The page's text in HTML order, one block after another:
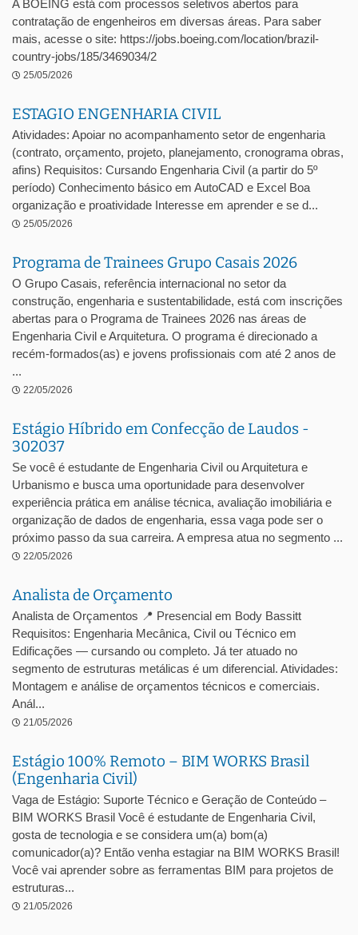
A BOEING está com processos seletivos abertos para
contratação de engenheiros em diversas áreas. Para saber
mais, acesse o site: https://jobs.boeing.com/location/brazil-
country-jobs/185/3469034/2
25/05/2026
ESTAGIO ENGENHARIA CIVIL
Atividades: Apoiar no acompanhamento setor de engenharia
(contrato, orçamento, projeto, planejamento, cronograma obras,
afins) Requisitos: Cursando Engenharia Civil (a partir do 5º
período) Conhecimento básico em AutoCAD e Excel Boa
organização e proatividade Interesse em aprender e se d...
25/05/2026
Programa de Trainees Grupo Casais 2026
O Grupo Casais, referência internacional no setor da
construção, engenharia e sustentabilidade, está com inscrições
abertas para o Programa de Trainees 2026 nas áreas de
Engenharia Civil e Arquitetura. O programa é direcionado a
recém-formados(as) e jovens profissionais com até 2 anos de
...
22/05/2026
Estágio Híbrido em Confecção de Laudos -
302037
Se você é estudante de Engenharia Civil ou Arquitetura e
Urbanismo e busca uma oportunidade para desenvolver
experiência prática em análise técnica, avaliação imobiliária e
organização de dados de engenharia, essa vaga pode ser o
próximo passo da sua carreira. A empresa atua no segmento ...
22/05/2026
Analista de Orçamento
Analista de Orçamentos 📍 Presencial em Body Bassitt
Requisitos: Engenharia Mecânica, Civil ou Técnico em
Edificações — cursando ou completo. Já ter atuado no
segmento de estruturas metálicas é um diferencial. Atividades:
Montagem e análise de orçamentos técnicos e comerciais.
Anál...
21/05/2026
Estágio 100% Remoto – BIM WORKS Brasil
(Engenharia Civil)
Vaga de Estágio: Suporte Técnico e Geração de Conteúdo –
BIM WORKS Brasil Você é estudante de Engenharia Civil,
gosta de tecnologia e se considera um(a) bom(a)
comunicador(a)? Então venha estagiar na BIM WORKS Brasil!
Você vai aprender sobre as ferramentas BIM para projetos de
estruturas...
21/05/2026